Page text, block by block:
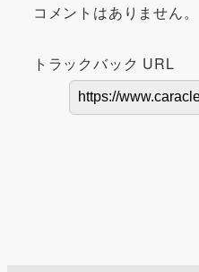
コメントはありません。
トラックバック URL